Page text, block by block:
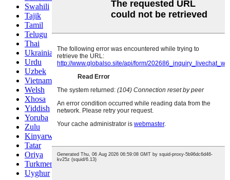
Swahili
Tajik
Tamil
Telugu
Thai
Ukrainian
Urdu
Uzbek
Vietnamese
Welsh
Xhosa
Yiddish
Yoruba
Zulu
Kinyarwanda
Tatar
Oriya
Turkmen
Uyghur